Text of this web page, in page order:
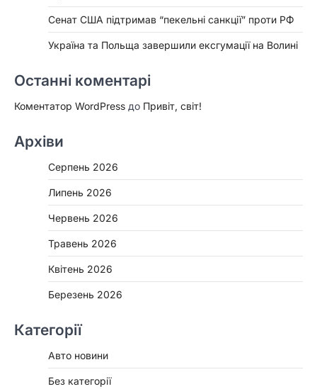
Сенат США підтримав “пекельні санкції” проти РФ
Україна та Польща завершили ексгумації на Волині
Останні коментарі
Коментатор WordPress до Привіт, світ!
Архіви
Серпень 2026
Липень 2026
Червень 2026
Травень 2026
Квітень 2026
Березень 2026
Категорії
Авто новини
Без категорії